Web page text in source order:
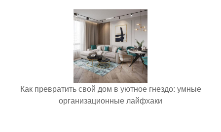
Как превратить свой дом в уютное гнездо: умные
организационные лайфхаки